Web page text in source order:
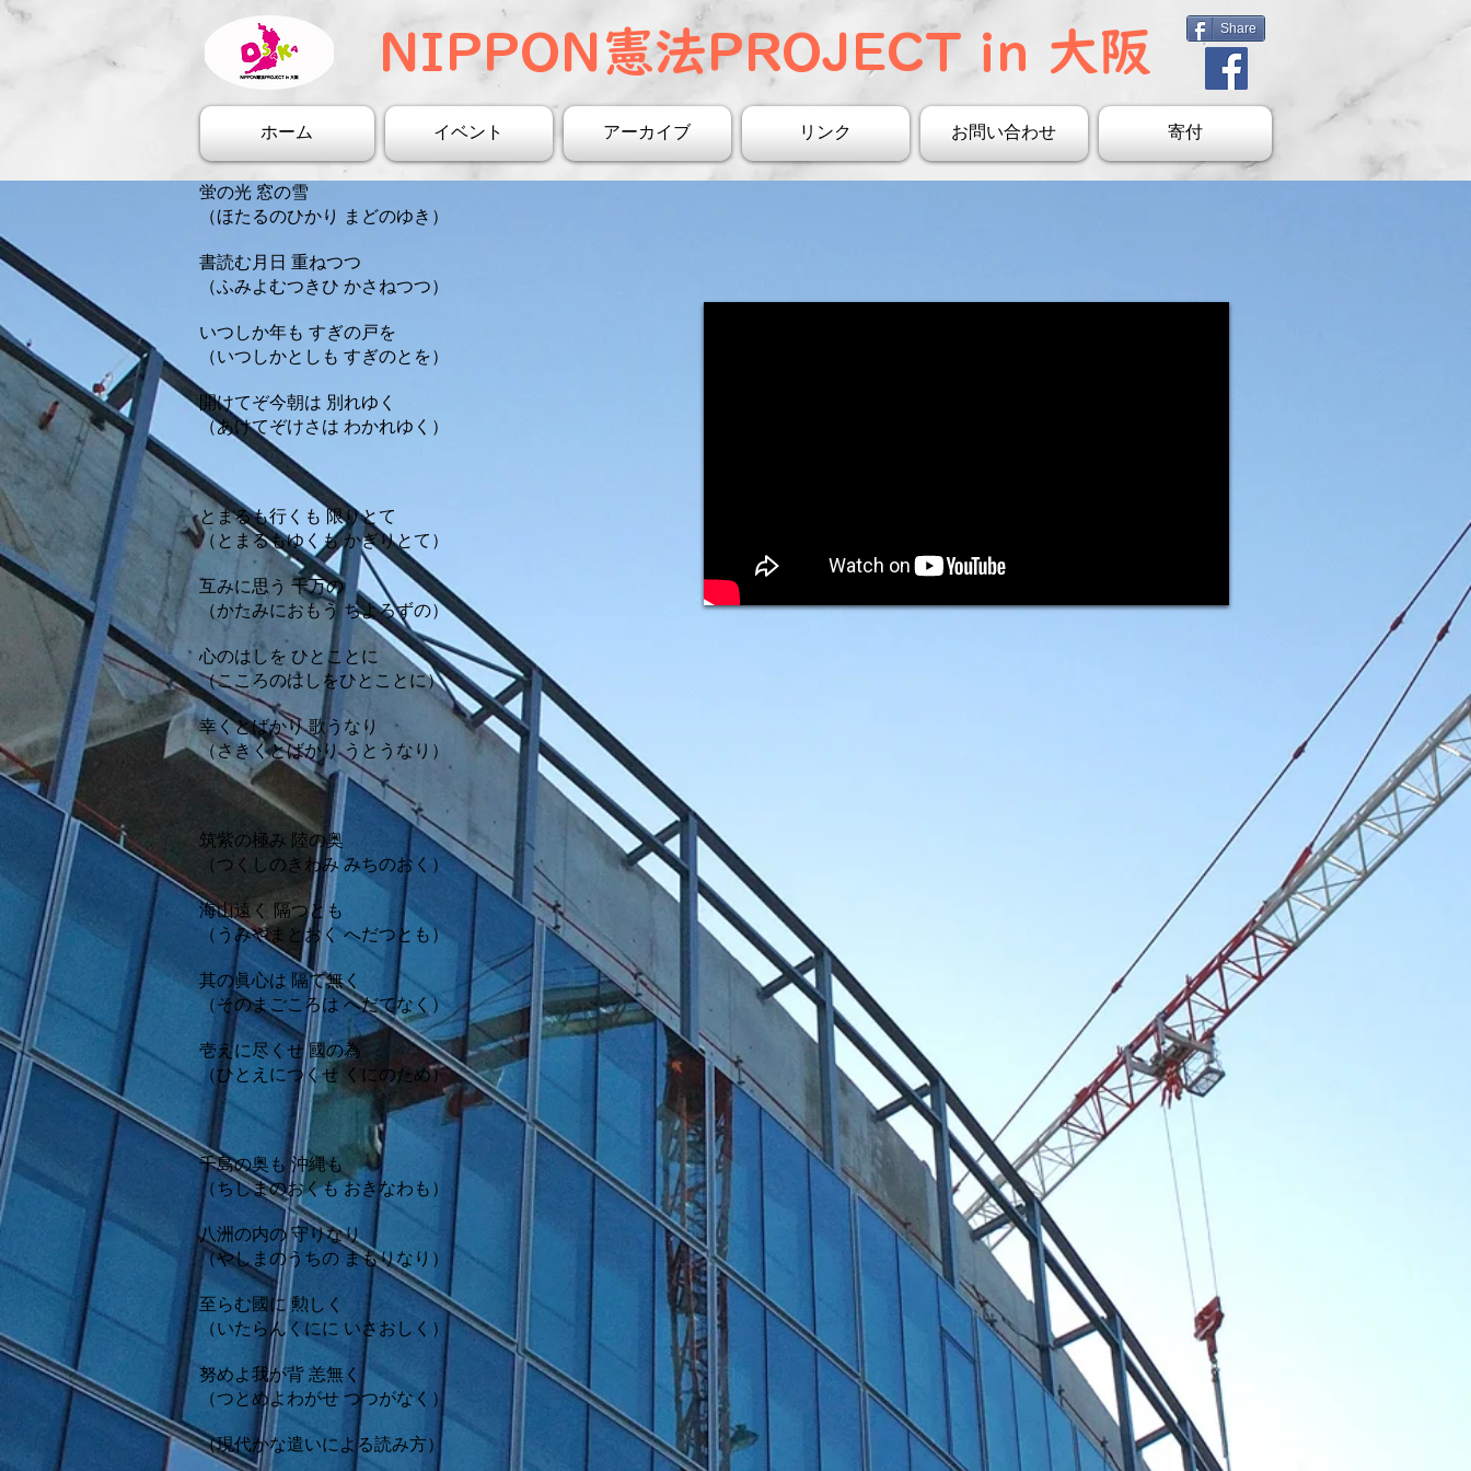
ホーム イベント アーカイブ リンク お問い合わせ 寄付
NIPPON憲法PROJECT in 大阪 Share
蛍の光 窓の雪
（ほたるのひかり まどのゆき）
書読む月日 重ねつつ
（ふみよむつきひ かさねつつ）
いつしか年も すぎの戸を
（いつしかとしも すぎのとを）
開けてぞ今朝は 別れゆく
（あけてぞけさは わかれゆく）
とまるも行くも 限りとて
（とまるもゆくも かぎりとて）
互みに思う 千万の
（かたみにおもう ちよろずの）
心のはしを ひとことに
（こころのはしをひとことに）
幸くとばかり 歌うなり
（さきくとばかり うとうなり）
筑紫の極み 陸の奥
（つくしのきわみ みちのおく）
海山遠く 隔つとも
（うみやまとおく へだつとも）
其の眞心は 隔て無く
（そのまごころは へだてなく）
壱えに尽くせ 國の為
（ひとえにつくせ くにのため）
千島の奥も 沖縄も
（ちしまのおくも おきなわも）
八洲の内の 守りなり
（やしまのうちの まもりなり）
至らむ國に 勲しく
（いたらんくにに いさおしく）
努めよ我が背 恙無く
（つとめよわがせ つつがなく）
（現代かな遣いによる読み方）